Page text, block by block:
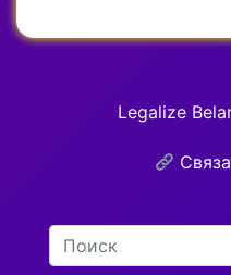
Legalize